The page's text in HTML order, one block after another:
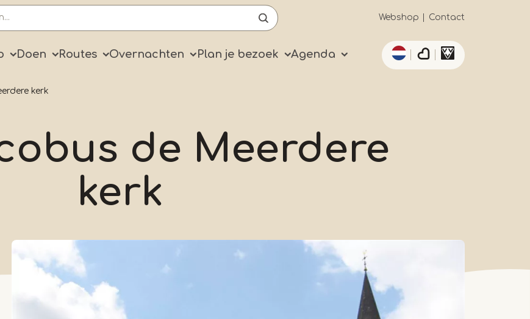
Secundaïre
navigatie
Webshop Contact
Doen Routes Overnachten Plan je bezoek Agenda
Aanvullende acties
kerk
de Meerdere
kerk